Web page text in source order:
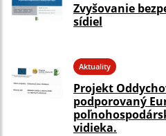
Zvyšovanie
sídiel
Aktuality
Projekt
podporovaný
vidieka.